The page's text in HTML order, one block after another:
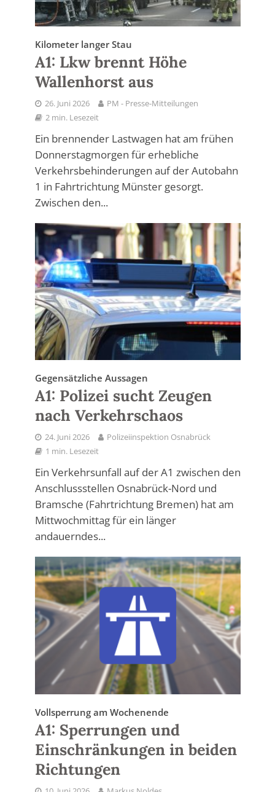
Kilometer langer Stau
A1: Lkw brennt Höhe
Wallenhorst aus
26. Juni 2026
PM - Presse-Mitteilungen
2 min. Lesezeit
Ein brennender Lastwagen hat am frühen
Donnerstagmorgen für erhebliche
Verkehrsbehinderungen auf der Autobahn
1 in Fahrtrichtung Münster gesorgt.
Zwischen den...
Gegensätzliche Aussagen
A1: Polizei sucht Zeugen
nach Verkehrschaos
24. Juni 2026
Polizeiinspektion Osnabrück
1 min. Lesezeit
Ein Verkehrsunfall auf der A1 zwischen den
Anschlussstellen Osnabrück-Nord und
Bramsche (Fahrtrichtung Bremen) hat am
Mittwochmittag für ein länger
andauerndes...
Vollsperrung am Wochenende
A1: Sperrungen und
Einschränkungen in beiden
Richtungen